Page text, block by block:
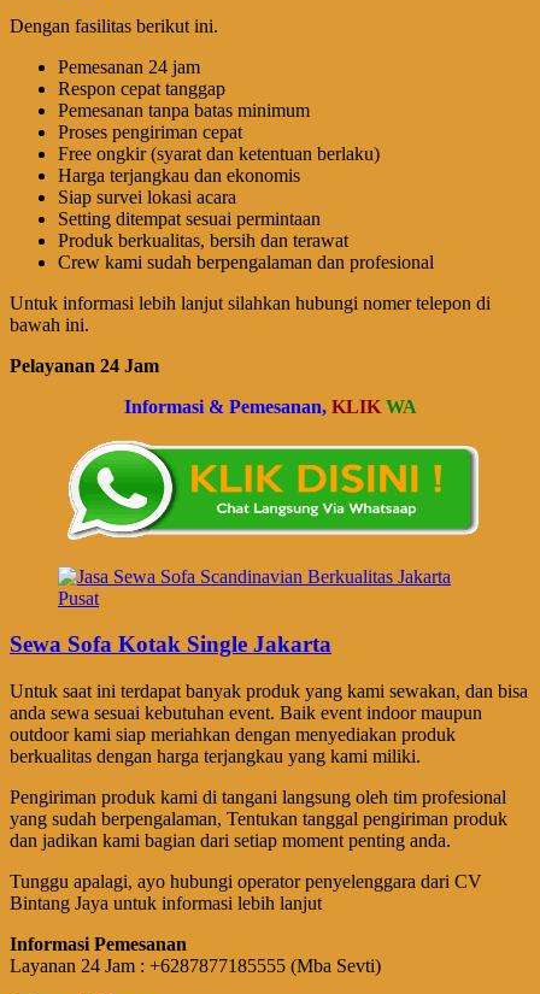
Dengan fasilitas berikut ini.
Pemesanan 24 jam
Respon cepat tanggap
Pemesanan tanpa batas minimum
Proses pengiriman cepat
Free ongkir (syarat dan ketentuan berlaku)
Harga terjangkau dan ekonomis
Siap survei lokasi acara
Setting ditempat sesuai permintaan
Produk berkualitas, bersih dan terawat
Crew kami sudah berpengalaman dan profesional
Untuk informasi lebih lanjut silahkan hubungi nomer telepon di
bawah ini.
Pelayanan 24 Jam
Informasi & Pemesanan, KLIK WA
Sewa Sofa Kotak Single Jakarta
Untuk saat ini terdapat banyak produk yang kami sewakan, dan bisa
anda sewa sesuai kebutuhan event. Baik event indoor maupun
outdoor kami siap meriahkan dengan menyediakan produk
berkualitas dengan harga terjangkau yang kami miliki.
Pengiriman produk kami di tangani langsung oleh tim profesional
yang sudah berpengalaman, Tentukan tanggal pengiriman produk
dan jadikan kami bagian dari setiap moment penting anda.
Tunggu apalagi, ayo hubungi operator penyelenggara dari CV
Bintang Jaya untuk informasi lebih lanjut
Informasi Pemesanan
Layanan 24 Jam : +6287877185555 (Mba Sevti)